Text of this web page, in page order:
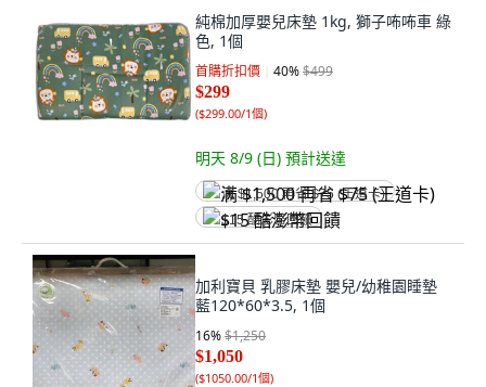
純棉加厚嬰兒床墊 1kg, 獅子咘咘車 綠
色, 1個
首購折扣價 40%$499
$299
($299.00/1個)
明天 8/9 (日) 預計送達
满 $1,500 再省 $75 (王道卡)
$15 酷澎幣回饋
加利寶貝 乳膠床墊 嬰兒/幼稚園睡墊
藍120*60*3.5, 1個
16%$1,250
$1,050
($1050.00/1個)